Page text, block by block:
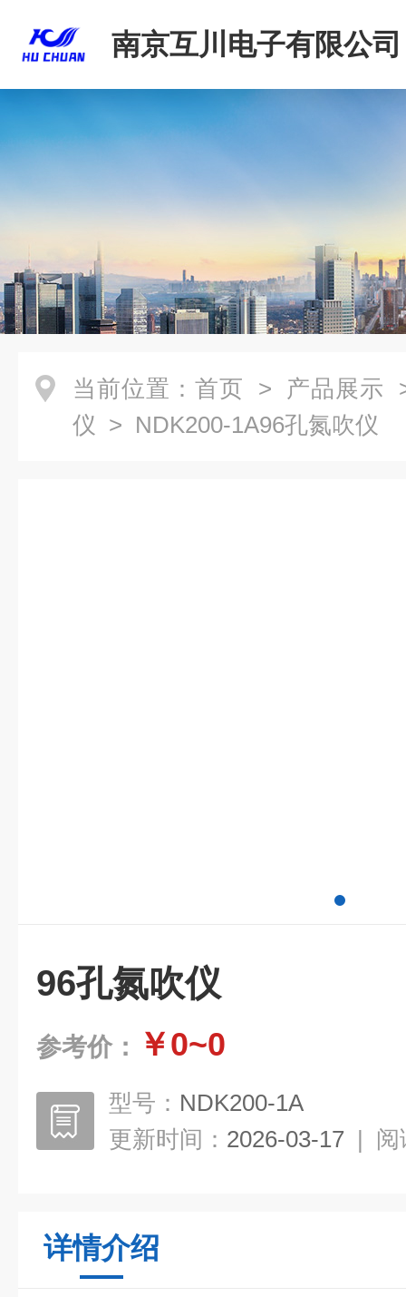
南京互川电子有限公司
当前位置： 首页 > 产品展示
仪 > NDK200-1A96孔氮吹仪
96孔氮吹仪
参考价： ￥0~0
型号： NDK200-1A
更新时间： 2026-03-17 | 阅
详情介绍